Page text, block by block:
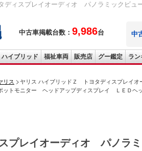
ディスプレイオーディオ パノラミックビ
中古車掲載台数： 9,986台 中
ハイブリッド 福祉車両 販売店 グー鑑定 ラン
リス
ヤリス ハイブリッドＺ トヨタディスプレイオ
トモニター ヘッドアップディスプレイ ＬＥＤヘ
プレイオーディオ パノラ